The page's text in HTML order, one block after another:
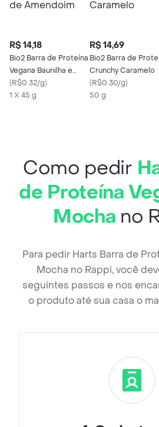
R$ 14,18
Bio2 Barra de Proteína
Vegana Baunilha e
Pasta de Amendoim
(R$0.32/g)
1 X 45 g
R$ 14,69
Bio2 Barra de
Crunchy Caramelo
(R$0.30/g)
50 g
Como pedir
de Proteína
Mocha no
Para pedir Harts Barra de
Mocha no Rappi, você
seguintes passos e nos
o produto até sua casa o